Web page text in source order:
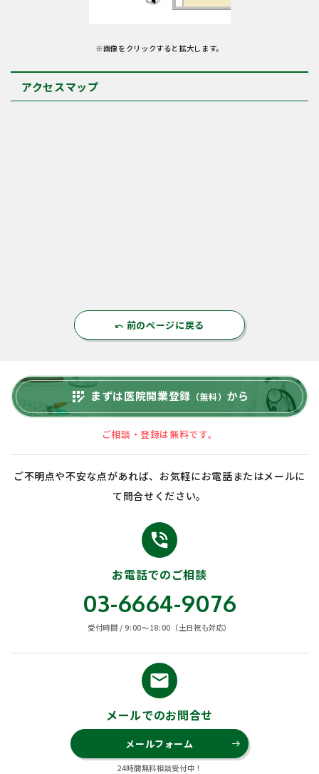
※画像をクリックすると拡大します。
アクセスマップ
undo 前のページに戻る
app_registration まずは医院開業登録 （無料） から
ご相談・登録は無料です。
ご不明点や不安な点があれば、お気軽にお電話またはメールに
て問合せください。
phone_in_talk
お電話でのご相談
03-6664-9076
受付時間 / 9:00〜18:00（土日祝も対応）
email
メールでのお問合せ
メールフォーム east
24時間無料相談受付中！